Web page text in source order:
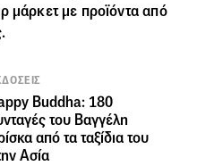
μάρκετ με προϊόντα από
Buddha: 180
του Βαγγέλη
από τα ταξίδια του
Ασία